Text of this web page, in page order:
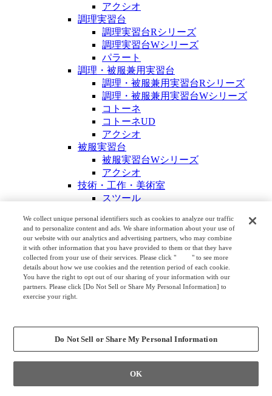
アクシオ
調理実習台
調理実習台Rシリーズ
調理実習台Wシリーズ
パラート
調理・被服兼用実習台
調理・被服兼用実習台Rシリーズ
調理・被服兼用実習台Wシリーズ
コトーネ
コトーネUD
アクシオ
被服実習台
被服実習台Wシリーズ
アクシオ
技術・工作・美術室
スツール
収納什器
スクールラインR
スクールラインW
モニタースタンドS
スクールラインヴィジブル
壁面流し台
エントランス
ルミゲート
生徒用ロッカー
ザパート
シューズロッカー
職員室
We collect unique personal identifiers such as cookies to analyze our traffic
and to personalize content and ads. We share information about your use of
our website with our analytics and advertising partners, who may combine
it with other information that you have provided to them or that they have
collected from your use of their services. Please click "
here" to see more
details about how we use cookies and the retention period of each cookie.
You have the right to opt out of our sharing of your information with our
partners. Please click [Do Not Sell or Share My Personal Information] to
exercise your right.
Do Not Sell or Share My Personal Information
OK